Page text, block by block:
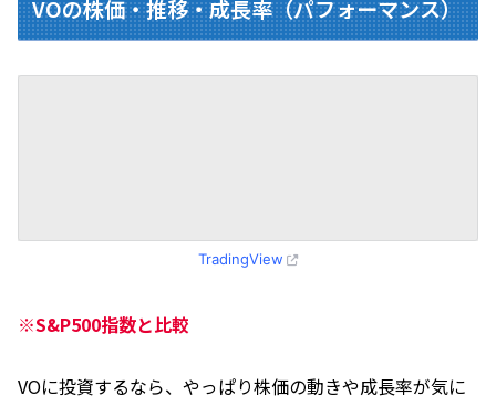
VOの株価・推移・成長率（パフォーマンス）
TradingView
※S&P500指数と比較
VOに投資するなら、やっぱり株価の動きや成長率が気に